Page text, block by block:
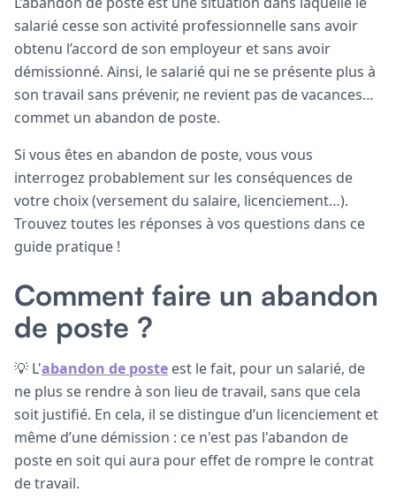
salarié cesse son activité professionnelle sans avoir
obtenu l’accord de son employeur et sans avoir
démissionné. Ainsi, le salarié qui ne se présente plus à
son travail sans prévenir, ne revient pas de vacances…
commet un abandon de poste.
Si vous êtes en abandon de poste, vous vous
interrogez probablement sur les conséquences de
votre choix (versement du salaire, licenciement…).
Trouvez toutes les réponses à vos questions dans ce
guide pratique !
Comment faire un abandon
de poste ?
💡 L'abandon de poste est le fait, pour un salarié, de
ne plus se rendre à son lieu de travail, sans que cela
soit justifié. En cela, il se distingue d’un licenciement et
même d’une démission : ce n'est pas l'abandon de
poste en soit qui aura pour effet de rompre le contrat
de travail.